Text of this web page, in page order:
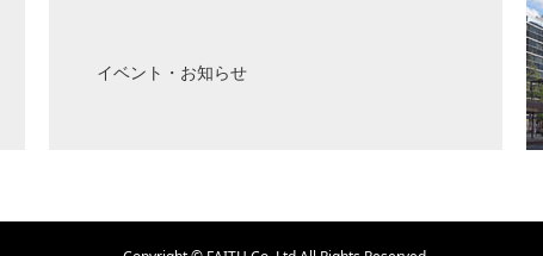
イベント・お知らせ